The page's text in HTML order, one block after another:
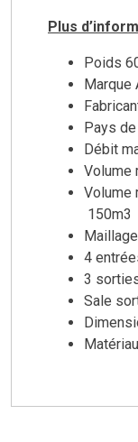
Plus
Poids
Marque
Pays
Débit
Volume
Volume
150m3
4
3
Sale
Matériau